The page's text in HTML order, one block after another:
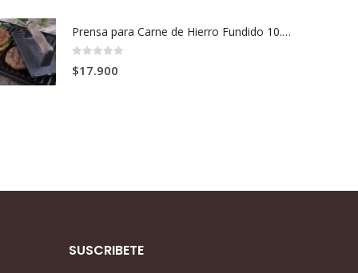
Prensa para Carne de Hierro Fundido 10.9 x 21 cm
$17.900
SUSCRIBETE